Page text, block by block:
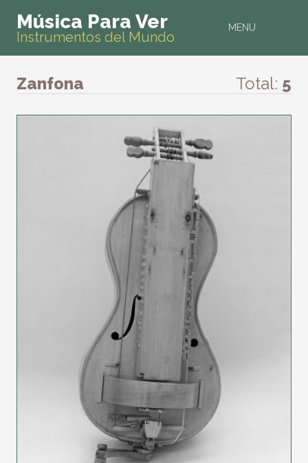
MENU
Música Para Ver
Instrumentos del Mundo
Zanfona Total: 5